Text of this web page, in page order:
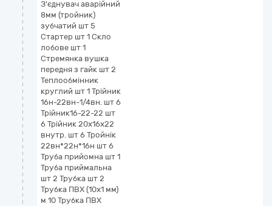
З'єднувач аварійний
8мм (тройник)
зубчатий шт 5
Стартер шт 1 Скло
лобове шт 1
Стремянка вушка
передня з гайк шт 2
Теплообмінник
круглий шт 1 Трійник
16н-22вн-1/4вн. шт 6
Трійник16-22-22 шт
6 Трійник 20х16х22
внутр. шт 6 Тройнік
22вн*22н*16н шт 6
Труба прийомна шт 1
Труба приймальна
шт 2 Трубка шт 2
Трубка ПВХ (10х1 мм)
м 10 Трубка ПВХ